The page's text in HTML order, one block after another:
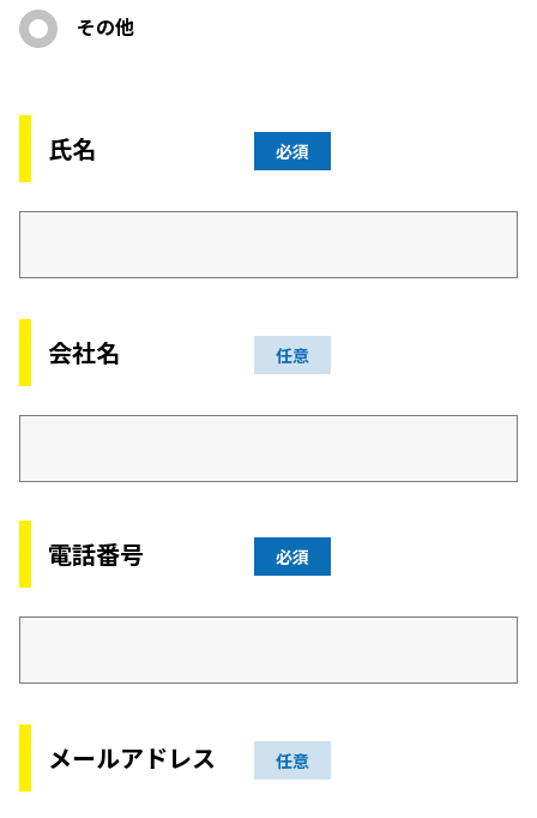
その他
氏名 必須
会社名 任意
電話番号 必須
メールアドレス 任意